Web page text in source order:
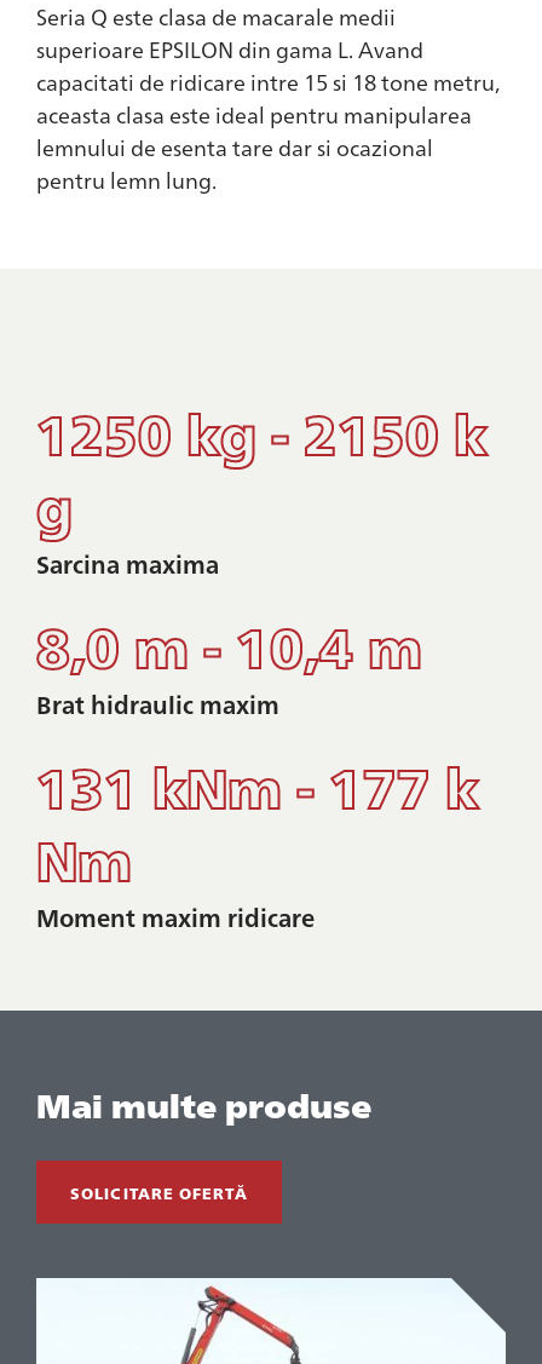
Seria Q este clasa de macarale medii
superioare EPSILON din gama L. Avand
capacitati de ridicare intre 15 si 18 tone metru,
aceasta clasa este ideal pentru manipularea
lemnului de esenta tare dar si ocazional
pentru lemn lung.
1250 kg - 2150 k
g
Sarcina maxima
8,0 m - 10,4 m
Brat hidraulic maxim
131 kNm - 177 k
Nm
Moment maxim ridicare
Mai multe produse
SOLICITARE OFERTĂ